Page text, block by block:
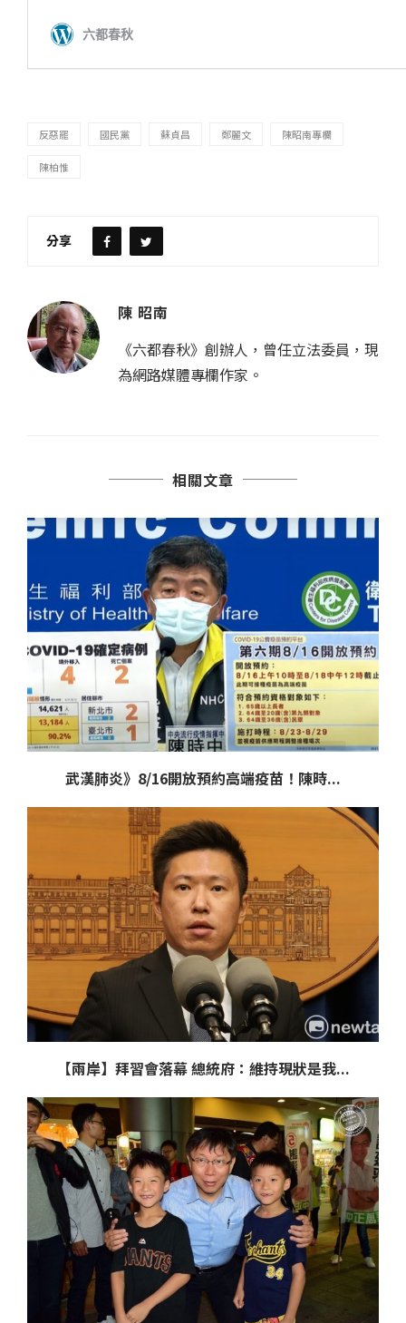
反惡罷 國民黨 蘇貞昌 鄭麗文 陳昭南專欄
陳柏惟
分享
陳 昭南
《六都春秋》創辦人，曾任立法委員，現
為網路媒體專欄作家。
相關文章
武漢肺炎》8/16開放預約高端疫苗！陳時...
【兩岸】拜習會落幕 總統府：維持現狀是我...